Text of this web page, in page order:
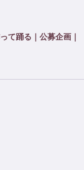
て踊る｜公募企画｜